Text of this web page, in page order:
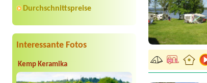
Durchschnittspreise
Interessante Fotos
Kemp Keramika